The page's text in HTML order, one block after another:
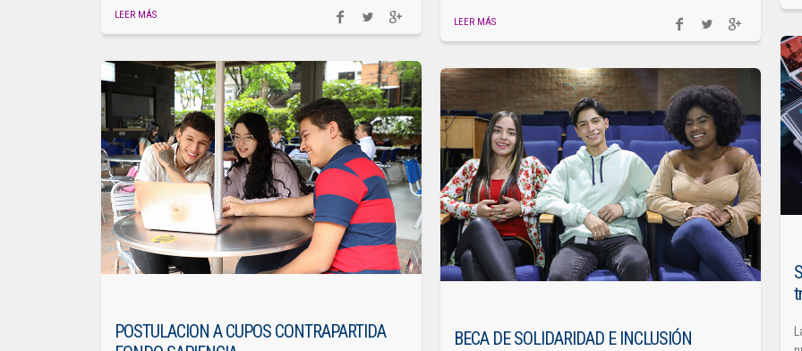
LEER MÁS
LEER MÁS
POSTULACION A CUPOS CONTRAPARTIDA
BECA DE SOLIDARIDAD E INCLUSIÓN